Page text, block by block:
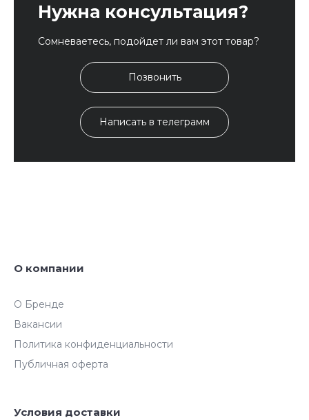
Нужна консультация?
Сомневаетесь, подойдет ли вам этот товар?
Позвонить
Написать в телеграмм
О компании
О Бренде
Вакансии
Политика конфиденциальности
Публичная оферта
Условия доставки